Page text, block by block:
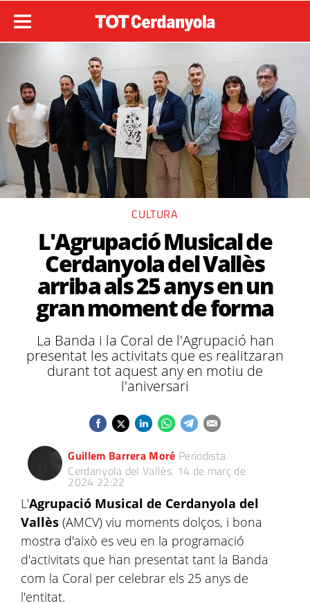
CULTURA
L'Agrupació Musical de
Cerdanyola del Vallès
arriba als 25 anys en un
gran moment de forma
La Banda i la Coral de l'Agrupació han
presentat les activitats que es realitzaran
durant tot aquest any en motiu de
l'aniversari
Guillem Barrera Moré Periodista
Cerdanyola del Vallès. 14 de març de
2024 22:22
L'Agrupació Musical de Cerdanyola del
Vallès (AMCV) viu moments dolços, i bona
mostra d'això es veu en la programació
d'activitats que han presentat tant la Banda
com la Coral per celebrar els 25 anys de
l'entitat.